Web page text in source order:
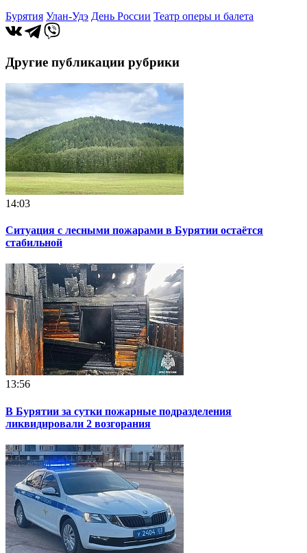
Бурятия Улан-Удэ День России Театр оперы и балета
Другие публикации рубрики
14:03
Ситуация с лесными пожарами в Бурятии остаётся
стабильной
13:56
В Бурятии за сутки пожарные подразделения
ликвидировали 2 возгорания